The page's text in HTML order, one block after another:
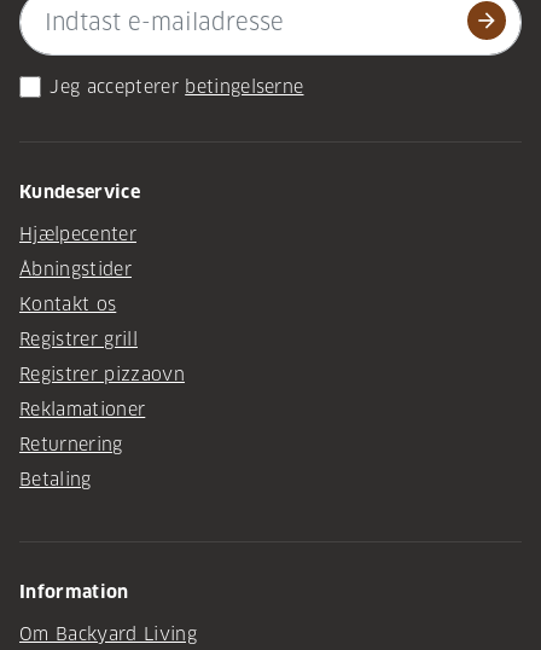
arrow_forward
Jeg accepterer betingelserne
Kundeservice
Hjælpecenter
Åbningstider
Kontakt os
Registrer grill
Registrer pizzaovn
Reklamationer
Returnering
Betaling
Information
Om Backyard Living